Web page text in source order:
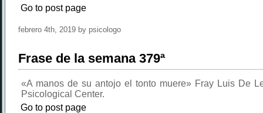
Go to post page
febrero 4th, 2019 by psicologo
Frase de la semana 379ª
«A manos de su antojo el tonto muere» Fray Luis De
Psicological Center.
Go to post page